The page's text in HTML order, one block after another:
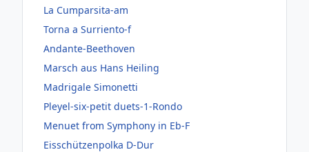
La Cumparsita-am
Torna a Surriento-f
Andante-Beethoven
Marsch aus Hans Heiling
Madrigale Simonetti
Pleyel-six-petit duets-1-Rondo
Menuet from Symphony in Eb-F
Eisschützenpolka D-Dur